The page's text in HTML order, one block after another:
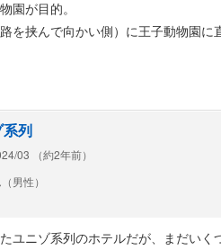
園が目的。
を挟んで向かい側）に王子動物園
、アメニティは必要なものだけ自
ングルルームを取りのんびり過ごし
ていましたが幸い私は静かでした。
くにある喫茶店でモーニングを頂き
列
03 （約2年前）
男性）
ユニゾ系列のホテルだが、まだい